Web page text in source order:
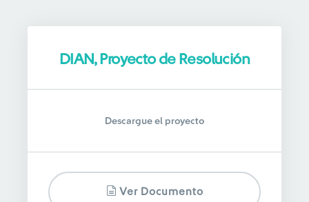
DIAN, Proyecto de Resolución
Descargue el proyecto
Ver Documento